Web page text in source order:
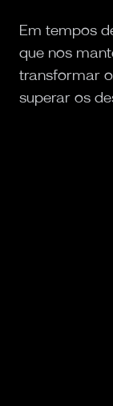
Em tempos
que nos
transformar
superar os